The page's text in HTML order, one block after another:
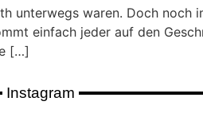
unterwegs waren. Doch
einfach jeder auf den
[…]
Instagram